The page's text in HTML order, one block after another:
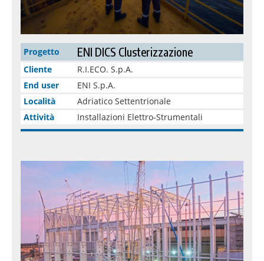
Progetto ENI DICS Clusterizzazione
Cliente
R.I.ECO. S.p.A.
End user
ENI S.p.A.
Località
Adriatico Settentrionale
Attività
Installazioni Elettro-Strumentali